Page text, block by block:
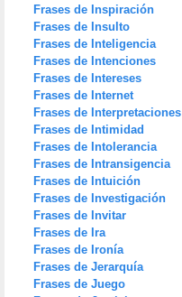
Frases de Inspiración
Frases de Insulto
Frases de Inteligencia
Frases de Intenciones
Frases de Intereses
Frases de Internet
Frases de Interpretaciones
Frases de Intimidad
Frases de Intolerancia
Frases de Intransigencia
Frases de Intuición
Frases de Investigación
Frases de Invitar
Frases de Ira
Frases de Ironía
Frases de Jerarquía
Frases de Juego